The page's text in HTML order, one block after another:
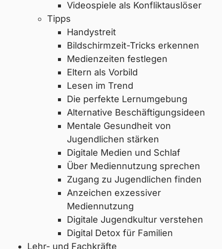
Videospiele als Konfliktauslöser
Tipps
Handystreit
Bildschirmzeit-Tricks erkennen
Medienzeiten festlegen
Eltern als Vorbild
Lesen im Trend
Die perfekte Lernumgebung
Alternative Beschäftigungsideen
Mentale Gesundheit von
Jugendlichen stärken
Digitale Medien und Schlaf
Über Mediennutzung sprechen
Zugang zu Jugendlichen finden
Anzeichen exzessiver
Mediennutzung
Digitale Jugendkultur verstehen
Digital Detox für Familien
Lehr- und Fachkräfte